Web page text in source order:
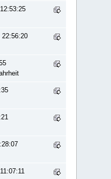
22:56:20